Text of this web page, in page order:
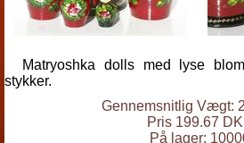
Matryoshka dolls med lyse
stykker.
Gennemsnitlig Vægt:
Pris 199.67
På lager: